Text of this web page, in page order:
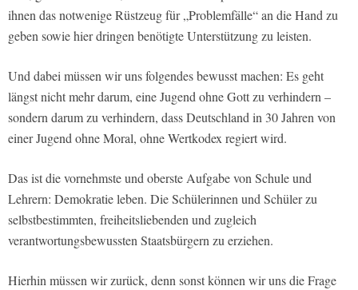
ihnen das notwenige Rüstzeug für „Problemfälle“ an die Hand zu
geben sowie hier dringen benötigte Unterstützung zu leisten.
Und dabei müssen wir uns folgendes bewusst machen: Es geht
längst nicht mehr darum, eine Jugend ohne Gott zu verhindern –
sondern darum zu verhindern, dass Deutschland in 30 Jahren von
einer Jugend ohne Moral, ohne Wertkodex regiert wird.
Das ist die vornehmste und oberste Aufgabe von Schule und
Lehrern: Demokratie leben. Die Schülerinnen und Schüler zu
selbstbestimmten, freiheitsliebenden und zugleich
verantwortungsbewussten Staatsbürgern zu erziehen.
Hierhin müssen wir zurück, denn sonst können wir uns die Frage